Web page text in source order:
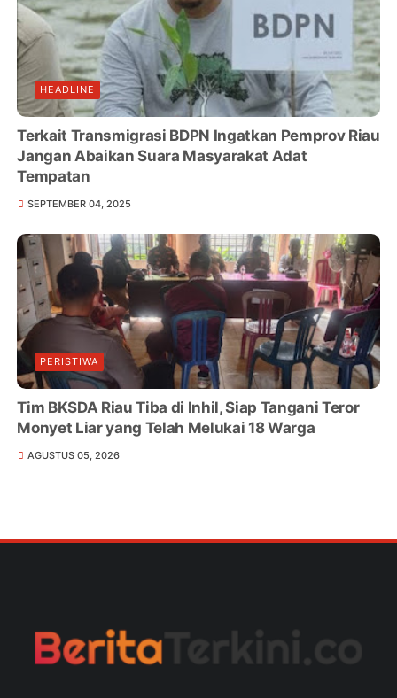
HEADLINE
Terkait Transmigrasi BDPN Ingatkan Pemprov Riau
Jangan Abaikan Suara Masyarakat Adat
Tempatan
SEPTEMBER 04, 2025
PERISTIWA
Tim BKSDA Riau Tiba di Inhil, Siap Tangani Teror
Monyet Liar yang Telah Melukai 18 Warga
AGUSTUS 05, 2026